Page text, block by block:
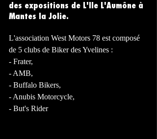
des expositions de L'Ile L'Aumône à
Mantes la Jolie.
L'association West Motors 78 est composé
de 5 clubs de Biker des Yvelines :
- Frater,
- AMB,
- Buffalo Bikers,
- Anubis Motorcycle,
- But's Rider